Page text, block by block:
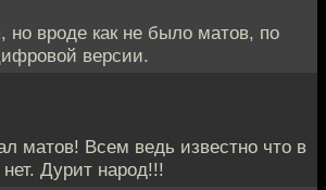
вроде как не было матов, по
версии.
матов! Всем ведь известно что в
Дурит народ!!!